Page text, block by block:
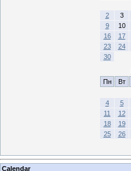
2
3
9
10
16
17
23
24
30
Пн
Вт
4
5
11
12
18
19
25
26
Calendar